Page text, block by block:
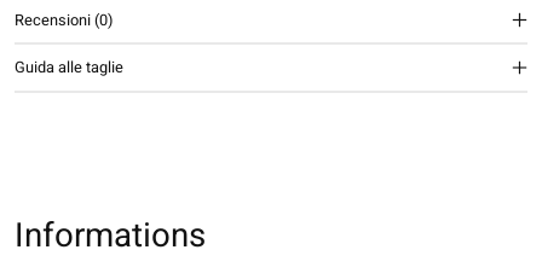
Recensioni (0)
Guida alle taglie
Informations